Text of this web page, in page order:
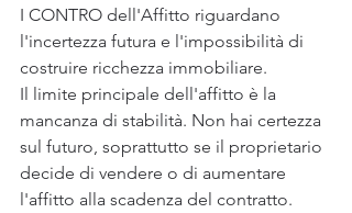
I CONTRO dell'Affitto riguardano
l'incertezza futura e l'impossibilità di
costruire ricchezza immobiliare.
Il limite principale dell'affitto è la
mancanza di stabilità. Non hai certezza
sul futuro, soprattutto se il proprietario
decide di vendere o di aumentare
l'affitto alla scadenza del contratto.